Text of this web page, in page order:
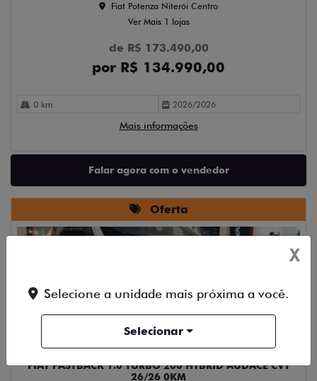
Fiat Potenza Niterói Centro
Ver Mais 1 lojas
de R$ 173.490,00
por R$ 134.990,00
0 km 2026/2026
Mais informações
Falar agora com o vendedor
Oferta
FIAT FASTBACK 1.0 TURBO 200 HYBRID AUDACE CVT
26/26 0KM
X
Selecione a unidade mais próxima a você.
Selecionar